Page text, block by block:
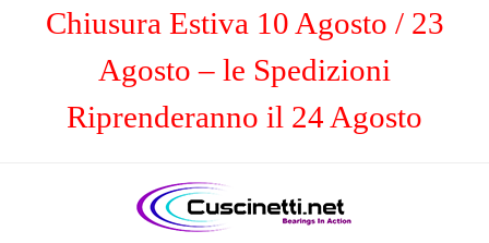
Chiusura Estiva 10 Agosto / 23
Agosto – le Spedizioni
Riprenderanno il 24 Agosto